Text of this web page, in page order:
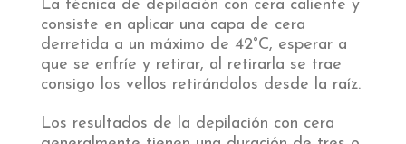
La técnica de depilación con cera caliente y
consiste en aplicar una capa de cera
derretida a un máximo de 42°C, esperar a
que se enfríe y retirar, al retirarla se trae
consigo los vellos retirándolos desde la raíz.
Los resultados de la depilación con cera